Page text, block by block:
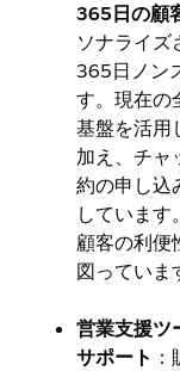
365日の顧
ソナライ
365日ノン
す。現在の
基盤を活用
加え、チャ
約の申し込
していま
顧客の利便
図っていま
営業支援ツ
サポート